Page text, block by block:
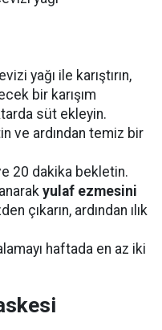
yağı ile karıştırın,
bir karışım
süt ekleyin.
ve ardından temiz bir
20 dakika bekletin.
yulaf ezmesini
çıkarın, ardından ılık
haftada en az iki